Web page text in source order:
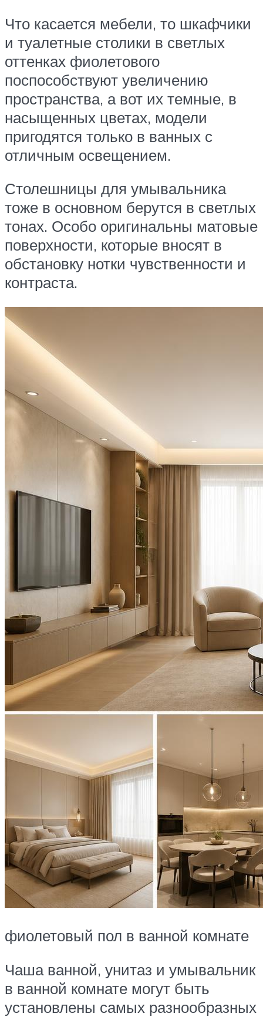
Что касается мебели, то шкафчики
и туалетные столики в светлых
оттенках фиолетового
поспособствуют увеличению
пространства, а вот их темные, в
насыщенных цветах, модели
пригодятся только в ванных с
отличным освещением.
Столешницы для умывальника
тоже в основном берутся в светлых
тонах. Особо оригинальны матовые
поверхности, которые вносят в
обстановку нотки чувственности и
контраста.
фиолетовый пол в ванной комнате
Чаша ванной, унитаз и умывальник
в ванной комнате могут быть
установлены самых разнообразных